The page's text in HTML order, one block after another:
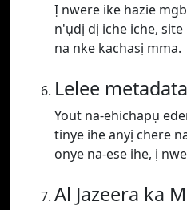
Ị nwere ike hazie
n'ụdị dị iche iche,
na nke kachasị mma.
Lelee metadata
Yout na-ehichapụ
tinye ihe anyị chere
onye na-ese ihe, ị
Al Jazeera ka